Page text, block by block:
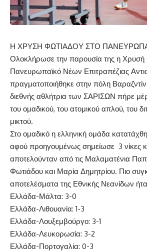
Η ΧΡΥΣΗ ΦΩΤΙΑΔΟΥ ΣΤΟ
Ολοκλήρωσε την παρουσία της η Χρυσή
Πανευρωπαϊκό Νέων Επιτραπέζιας
πραγματοποιήθηκε στην πόλη
διεθνής αθλήτρια των ΣΑΡΙΣΩΝ πήρε
του ομαδικού, του ατομικού απλού, του
μικτού.
Στο ομαδικό η ελληνική ομάδα
αφού προηγουμένως σημείωσε 3 νίκες
αποτελούνταν από τις Μαλαματένια
Φωτιάδου και Μαρία Δημητρίου. Πιο
αποτελέσματα της Εθνικής Νεανίδων
Ελλάδα-Μάλτα: 3-0
Ελλάδα-Λιθουανία: 1-3
Ελλάδα-Λουξεμβούργο: 3-1
Ελλάδα-Λευκορωσία: 3-2
Ελλάδα-Πορτογαλία: 0-3